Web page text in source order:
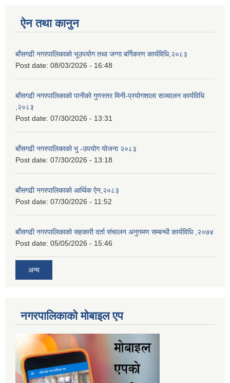
ऐन तथा कानुन
बाँसगढी नगरपालिकाको भूउपयोग तथा जग्गा बर्गिकरण कार्यविधि,२०८३
Post date: 08/03/2026 - 16:48
बाँसगढी नगरपालिकाको पानीको गुणस्तर मिनी-प्रयोगशाला सञ्चालन कार्यविधि
,२०८३
Post date: 07/30/2026 - 13:31
बाँसगढी नगरपालिकाको भु -उपयोग योजना २०८३
Post date: 07/30/2026 - 13:18
बाँसगढी नगरपालिकाको आर्थिक ऐन,२०८३
Post date: 07/30/2026 - 11:52
बाँसगढी नगरपालिकाको सहकारी दर्ता संचालन अनुगमण सम्बन्धी कार्यविधि ,२०७४
Post date: 05/05/2026 - 15:46
अन्य
नगरपालिकाकाे माेबाइल एप